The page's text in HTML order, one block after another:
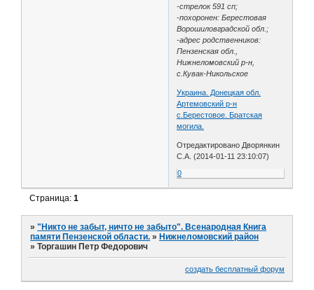
-стрелок 591 сп;
-похоронен: Берестовая
Ворошиловградской обл.;
-адрес родственников:
Пензенская обл.,
Нижнеломовский р-н,
с.Кувак-Никольское
Украина. Донецкая обл.
Артемовский р-н
с.Берестовое. Братская
могила.
Отредактировано Дворянкин
С.А. (2014-01-11 23:10:07)
0
Страница:1
»"Никто не забыт, ничто не забыто". Всенародная Книга
памяти Пензенской области. » Нижнеломовский район
»Торгашин Петр Федорович
создать бесплатный форум